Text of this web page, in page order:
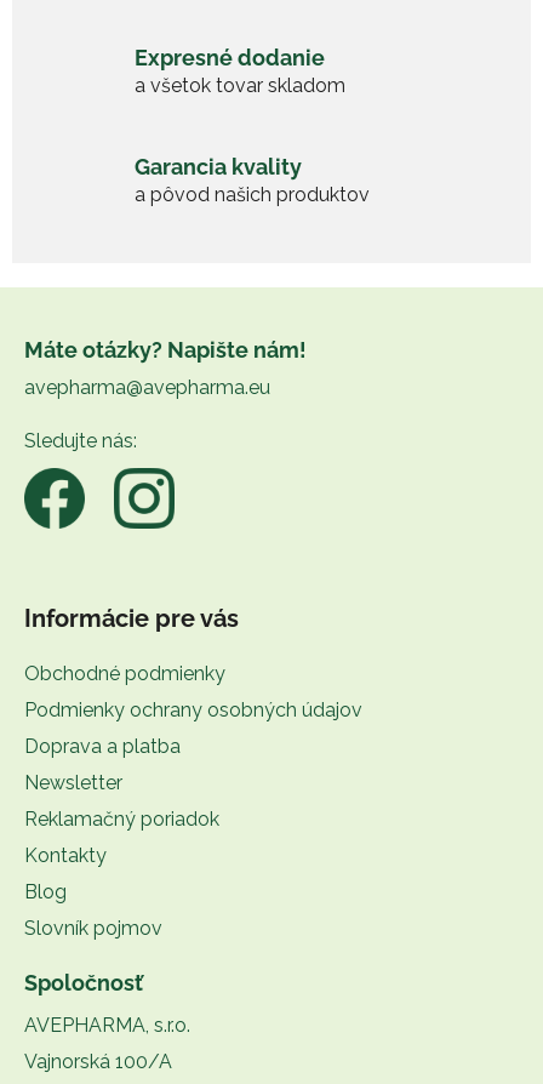
k
y
p
i
Expresné dodanie
a všetok tovar skladom
Garancia kvality
a pôvod našich produktov
Máte otázky? Napište nám!
avepharma@avepharma.eu
Sledujte nás:
Informácie pre vás
Obchodné podmienky
Podmienky ochrany osobných údajov
Doprava a platba
Newsletter
Reklamačný poriadok
Kontakty
Blog
Slovník pojmov
Spoločnosť
AVEPHARMA, s.r.o.
Vajnorská 100/A